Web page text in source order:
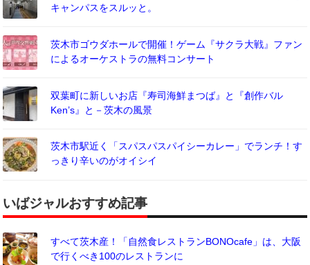
キャンパスをスルッと。
茨木市ゴウダホールで開催！ゲーム『サクラ大戦』ファン
によるオーケストラの無料コンサート
双葉町に新しいお店『寿司海鮮まつば』と『創作バル
Ken’s』と－茨木の風景
茨木市駅近く「スパスパスパイシーカレー」でランチ！す
っきり辛いのがオイシイ
いばジャルおすすめ記事
すべて茨木産！「自然食レストランBONOcafe」は、大阪
で行くべき100のレストランに